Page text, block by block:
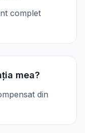
complet
mea?
din